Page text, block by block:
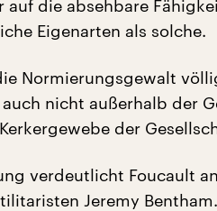
auf die absehbare
Eigenarten als solche.
Normierungsgewalt
nicht außerhalb der
der
verdeutlicht Foucault
Jeremy